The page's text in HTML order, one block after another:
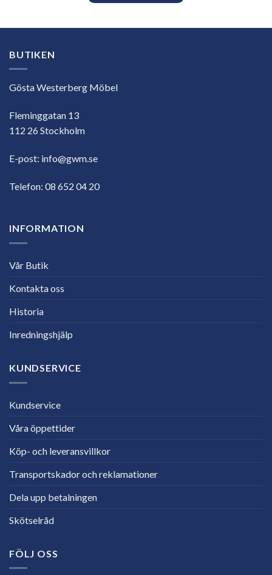
BUTIKEN
Gösta Westerberg Möbel
Fleminggatan 13
112 26 Stockholm
E-post: info@gwm.se
Telefon: 08 652 04 20
INFORMATION
Vår Butik
Kontakta oss
Historia
Inredningshjälp
KUNDSERVICE
Kundservice
Våra öppettider
Köp- och leveransvillkor
Transportskador och reklamationer
Dela upp betalningen
Skötselråd
FÖLJ OSS